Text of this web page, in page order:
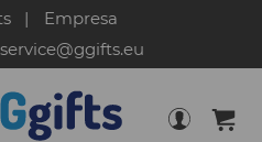
Empresa
service@ggifts.eu